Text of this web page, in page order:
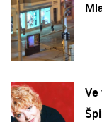
Ve